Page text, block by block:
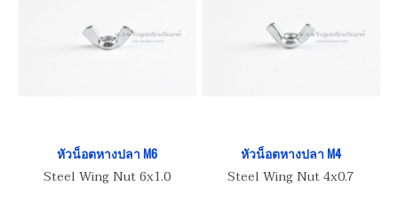
หัวน็อตหางปลา M6
Steel Wing Nut 6x1.0
หัวน็อตหางปลา M4
Steel Wing Nut 4x0.7